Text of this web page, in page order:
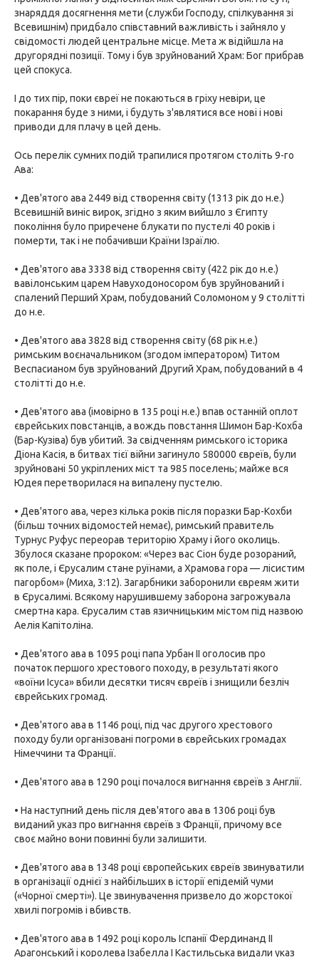
знаряддя досягнення мети (служби Господу, спілкування зі
Всевишнім) придбало співставний важливість і зайняло у
свідомості людей центральне місце. Мета ж відійшла на
другорядні позиції. Тому і був зруйнований Храм: Бог прибрав
цей спокуса.
І до тих пір, поки євреї не покаються в гріху невіри, це
покарання буде з ними, і будуть з'являтися все нові і нові
приводи для плачу в цей день.
Ось перелік сумних подій трапилися протягом століть 9-го
Ава:
• Дев'ятого ава 2449 від створення світу (1313 рік до н.е.)
Всевишній виніс вирок, згідно з яким вийшло з Єгипту
покоління було приречене блукати по пустелі 40 років і
померти, так і не побачивши Країни Ізраїлю.
• Дев'ятого ава 3338 від створення світу (422 рік до н.е.)
вавілонським царем Навуходоносором був зруйнований і
спалений Перший Храм, побудований Соломоном у 9 столітті
до н.е.
• Дев'ятого ава 3828 від створення світу (68 рік н.е.)
римським воєначальником (згодом імператором) Титом
Веспасианом був зруйнований Другий Храм, побудований в 4
столітті до н.е.
• Дев'ятого ава (імовірно в 135 році н.е.) впав останній оплот
єврейських повстанців, а вождь повстання Шимон Бар-Кохба
(Бар-Кузіва) був убитий. За свідченням римського історика
Діона Касія, в битвах тієї війни загинуло 580000 євреїв, були
зруйновані 50 укріплених міст та 985 поселень; майже вся
Юдея перетворилася на випалену пустелю.
• Дев'ятого ава, через кілька років після поразки Бар-Кохби
(більш точних відомостей немає), римський правитель
Турнус Руфус переорав територію Храму і його околиць.
Збулося сказане пророком: «Через вас Сіон буде розораний,
як поле, і Єрусалим стане руїнами, а Храмова гора — лісистим
пагорбом» (Миха, 3:12). Загарбники заборонили євреям жити
в Єрусалимі. Всякому нарушившему заборона загрожувала
смертна кара. Єрусалим став язичницьким містом під назвою
Аелія Капітоліна.
• Дев'ятого ава в 1095 році папа Урбан II оголосив про
початок першого хрестового походу, в результаті якого
«воїни Ісуса» вбили десятки тисяч євреїв і знищили безліч
єврейських громад.
• Дев'ятого ава в 1146 році, під час другого хрестового
походу були організовані погроми в єврейських громадах
Німеччини та Франції.
• Дев'ятого ава в 1290 році почалося вигнання євреїв з Англії.
• На наступний день після дев'ятого ава в 1306 році був
виданий указ про вигнання євреїв з Франції, причому все
своє майно вони повинні були залишити.
• Дев'ятого ава в 1348 році європейських євреїв звинуватили
в організації однієї з найбільших в історії епідемій чуми
(«Чорної смерті»). Це звинувачення призвело до жорстокої
хвилі погромів і вбивств.
• Дев'ятого ава в 1492 році король Іспанії Фердинанд II
Арагонський і королева Ізабелла I Кастильська видали указ